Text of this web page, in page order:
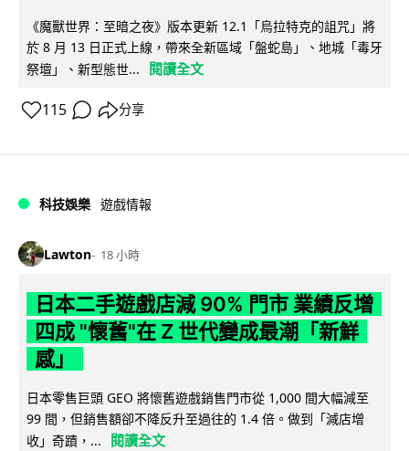
《魔獸世界：至暗之夜》版本更新 12.1「烏拉特克的詛咒」將
於 8 月 13 日正式上線，帶來全新區域「盤蛇島」、地城「毒牙
祭壇」、新型態世...
閱讀全文
115 分享
科技娛樂 遊戲情報
Lawton 18 小時
日本二手遊戲店減 90% 門市 業績反增
四成 "懷舊"在 Z 世代變成最潮「新鮮
感」
日本零售巨頭 GEO 將懷舊遊戲銷售門市從 1,000 間大幅減至
99 間，但銷售額卻不降反升至過往的 1.4 倍。做到「減店增
收」奇蹟，...
閱讀全文